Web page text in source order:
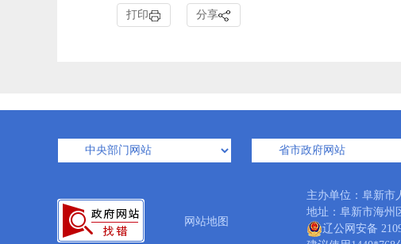
打印 分享
网站地图
主办单位：阜新
地址：阜新市海
辽公网安备